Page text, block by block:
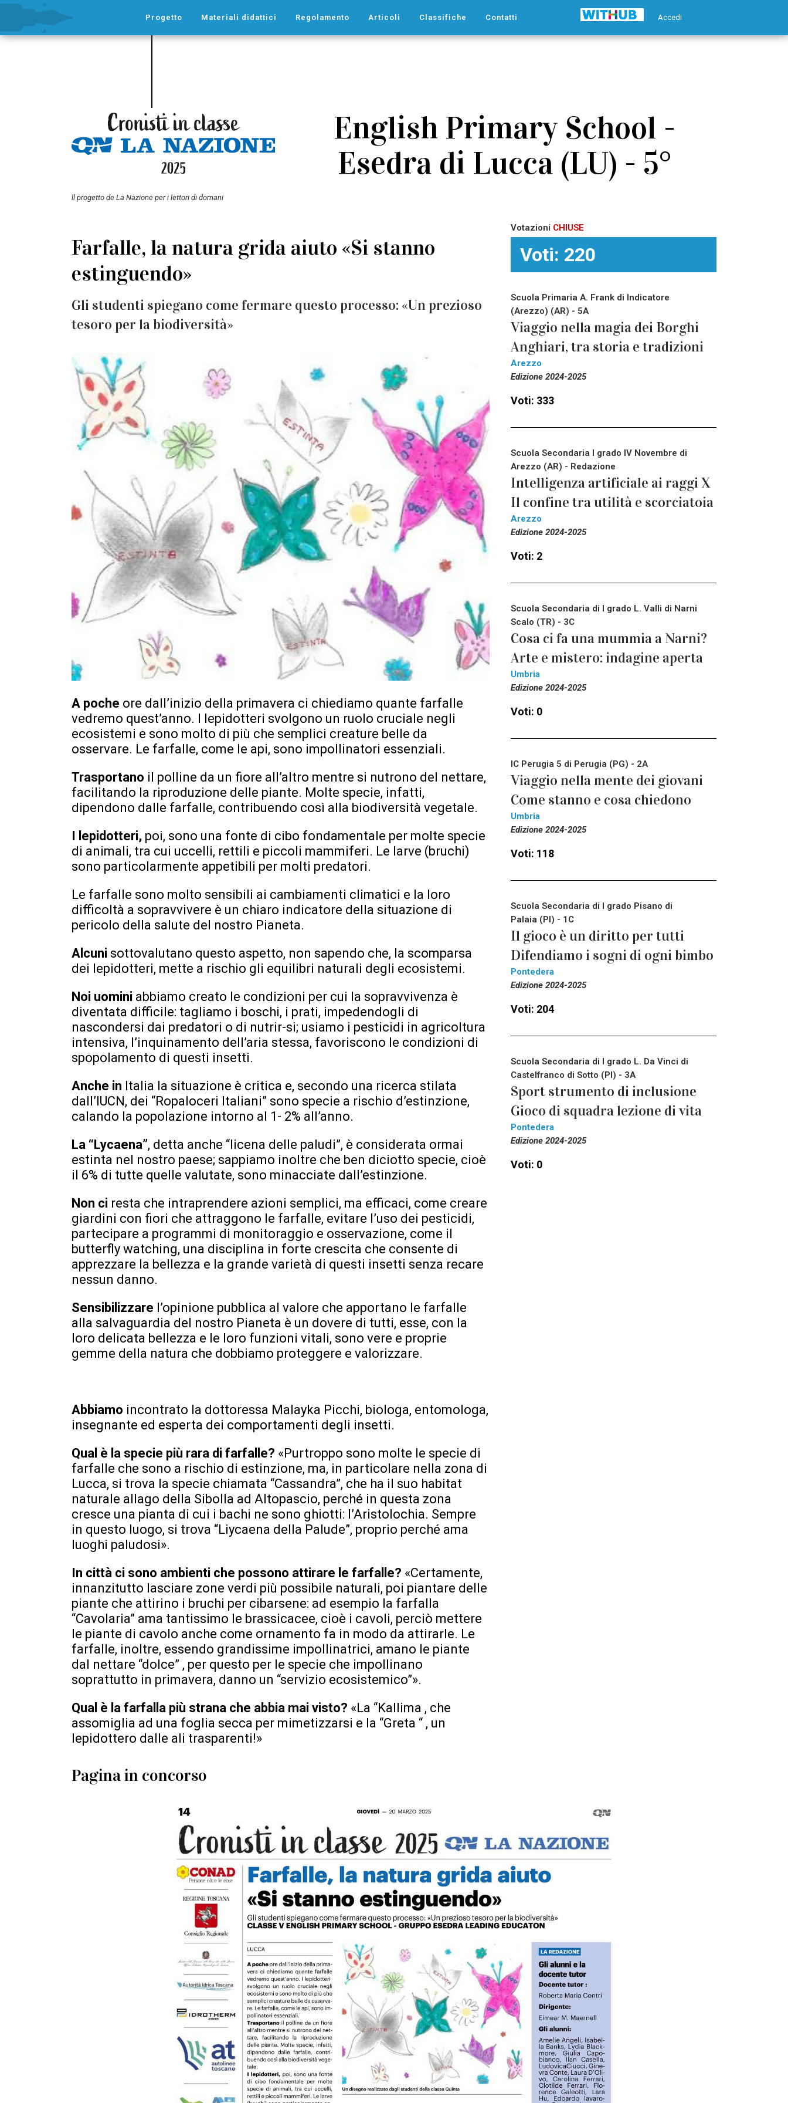
Accedi
Progetto Materiali didattici Regolamento Articoli Classifiche Contatti
ll progetto de La Nazione per i lettori di domani
English Primary School -
Esedra di Lucca (LU) - 5°
Farfalle, la natura grida aiuto «Si stanno
estinguendo»
Gli studenti spiegano come fermare questo processo: «Un prezioso
tesoro per la biodiversità»
A poche ore dall’inizio della primavera ci chiediamo quante farfalle
vedremo quest’anno. I lepidotteri svolgono un ruolo cruciale negli
ecosistemi e sono molto di più che semplici creature belle da
osservare. Le farfalle, come le api, sono impollinatori essenziali.
Trasportano il polline da un fiore all’altro mentre si nutrono del nettare,
facilitando la riproduzione delle piante. Molte specie, infatti,
dipendono dalle farfalle, contribuendo così alla biodiversità vegetale.
I lepidotteri, poi, sono una fonte di cibo fondamentale per molte specie
di animali, tra cui uccelli, rettili e piccoli mammiferi. Le larve (bruchi)
sono particolarmente appetibili per molti predatori.
Le farfalle sono molto sensibili ai cambiamenti climatici e la loro
difficoltà a sopravvivere è un chiaro indicatore della situazione di
pericolo della salute del nostro Pianeta.
Alcuni sottovalutano questo aspetto, non sapendo che, la scomparsa
dei lepidotteri, mette a rischio gli equilibri naturali degli ecosistemi.
Noi uomini abbiamo creato le condizioni per cui la sopravvivenza è
diventata difficile: tagliamo i boschi, i prati, impedendogli di
nascondersi dai predatori o di nutrir-si; usiamo i pesticidi in agricoltura
intensiva, l’inquinamento dell’aria stessa, favoriscono le condizioni di
spopolamento di questi insetti.
Anche in Italia la situazione è critica e, secondo una ricerca stilata
dall’IUCN, dei “Ropaloceri Italiani” sono specie a rischio d’estinzione,
calando la popolazione intorno al 1- 2% all’anno.
La “Lycaena”, detta anche “licena delle paludi”, è considerata ormai
estinta nel nostro paese; sappiamo inoltre che ben diciotto specie, cioè
il 6% di tutte quelle valutate, sono minacciate dall’estinzione.
Non ci resta che intraprendere azioni semplici, ma efficaci, come creare
giardini con fiori che attraggono le farfalle, evitare l’uso dei pesticidi,
partecipare a programmi di monitoraggio e osservazione, come il
butterfly watching, una disciplina in forte crescita che consente di
apprezzare la bellezza e la grande varietà di questi insetti senza recare
nessun danno.
Sensibilizzare l’opinione pubblica al valore che apportano le farfalle
alla salvaguardia del nostro Pianeta è un dovere di tutti, esse, con la
loro delicata bellezza e le loro funzioni vitali, sono vere e proprie
gemme della natura che dobbiamo proteggere e valorizzare.
Abbiamo incontrato la dottoressa Malayka Picchi, biologa, entomologa,
insegnante ed esperta dei comportamenti degli insetti.
Qual è la specie più rara di farfalle? «Purtroppo sono molte le specie di
farfalle che sono a rischio di estinzione, ma, in particolare nella zona di
Lucca, si trova la specie chiamata “Cassandra”, che ha il suo habitat
naturale allago della Sibolla ad Altopascio, perché in questa zona
cresce una pianta di cui i bachi ne sono ghiotti: l’Aristolochia. Sempre
in questo luogo, si trova “Liycaena della Palude”, proprio perché ama
luoghi paludosi».
In città ci sono ambienti che possono attirare le farfalle? «Certamente,
innanzitutto lasciare zone verdi più possibile naturali, poi piantare delle
piante che attirino i bruchi per cibarsene: ad esempio la farfalla
“Cavolaria” ama tantissimo le brassicacee, cioè i cavoli, perciò mettere
le piante di cavolo anche come ornamento fa in modo da attirarle. Le
farfalle, inoltre, essendo grandissime impollinatrici, amano le piante
dal nettare “dolce” , per questo per le specie che impollinano
soprattutto in primavera, danno un “servizio ecosistemico”».
Qual è la farfalla più strana che abbia mai visto? «La “Kallima , che
assomiglia ad una foglia secca per mimetizzarsi e la “Greta “ , un
lepidottero dalle ali trasparenti!»
Votazioni CHIUSE
Voti: 220
Scuola Primaria A. Frank di Indicatore
(Arezzo) (AR) - 5A
Viaggio nella magia dei Borghi
Anghiari, tra storia e tradizioni
Arezzo
Edizione 2024-2025
Voti: 333
Scuola Secondaria I grado IV Novembre di
Arezzo (AR) - Redazione
Intelligenza artificiale ai raggi X
Il confine tra utilità e scorciatoia
Arezzo
Edizione 2024-2025
Voti: 2
Scuola Secondaria di I grado L. Valli di Narni
Scalo (TR) - 3C
Cosa ci fa una mummia a Narni?
Arte e mistero: indagine aperta
Umbria
Edizione 2024-2025
Voti: 0
IC Perugia 5 di Perugia (PG) - 2A
Viaggio nella mente dei giovani
Come stanno e cosa chiedono
Umbria
Edizione 2024-2025
Voti: 118
Scuola Secondaria di I grado Pisano di
Palaia (PI) - 1C
Il gioco è un diritto per tutti
Difendiamo i sogni di ogni bimbo
Pontedera
Edizione 2024-2025
Voti: 204
Scuola Secondaria di I grado L. Da Vinci di
Castelfranco di Sotto (PI) - 3A
Sport strumento di inclusione
Gioco di squadra lezione di vita
Pontedera
Edizione 2024-2025
Voti: 0
Pagina in concorso